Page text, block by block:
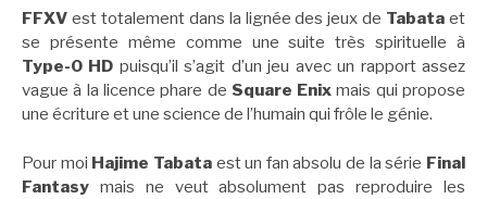
FFXV est totalement dans la lignée des jeux de Tabata et
se présente même comme une suite très spirituelle à
Type-0 HD puisqu’il s’agit d’un jeu avec un rapport assez
vague à la licence phare de Square Enix mais qui propose
une écriture et une science de l’humain qui frôle le génie.
Pour moi Hajime Tabataest un fan absolu de la série Final
Fantasy mais ne veut absolument pas reproduire les